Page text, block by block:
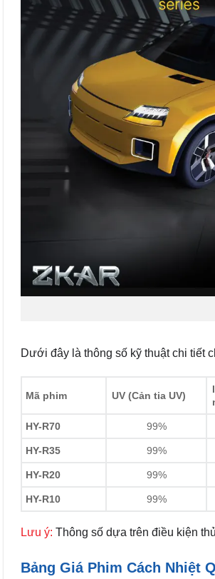
Dưới đây là thông số kỹ thuật chi tiết
Mã phim UV (Cản tia UV)
HY-R70 99%
HY-R35 99%
HY-R20 99%
HY-R10 99%
Lưu ý: Thông số dựa trên điều kiện
Bảng Giá Phim Cách Nhiệt